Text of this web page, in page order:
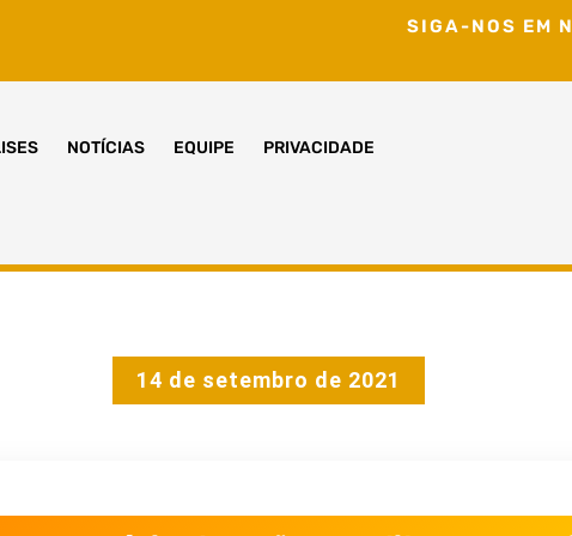
SIGA-NOS EM
NOTÍCIAS EQUIPE PRIVACIDADE
14 de setembro de 2021